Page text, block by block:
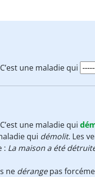
une maladie qui
une maladie qui
qui démolit. Les
: La maison a été
ne dérangepas